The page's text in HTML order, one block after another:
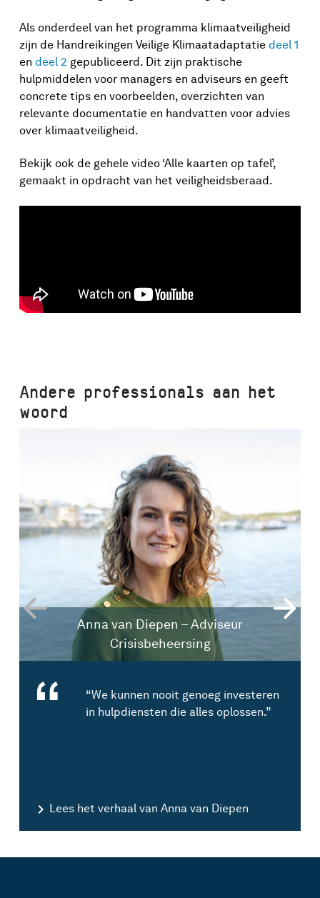
Als onderdeel van het programma klimaatveiligheid
zijn de Handreikingen Veilige Klimaatadaptatie deel 1
en deel 2 gepubliceerd. Dit zijn praktische
hulpmiddelen voor managers en adviseurs en geeft
concrete tips en voorbeelden, overzichten van
relevante documentatie en handvatten voor advies
over klimaatveiligheid.
Bekijk ook de gehele video ‘Alle kaarten op tafel’,
gemaakt in opdracht van het veiligheidsberaad.
Andere professionals aan het
woord
Anna van Diepen – Adviseur
Crisisbeheersing
“We kunnen nooit genoeg investeren
in hulpdiensten die alles oplossen.”
Lees het verhaal van Anna van Diepen